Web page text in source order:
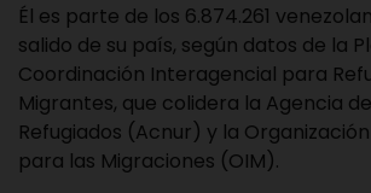
Él es parte de los 6.874.261
salido de su país, según datos de la
Coordinación Interagencial para
Migrantes, que colidera la Agencia
Refugiados (Acnur) y la
para las Migraciones (OIM).